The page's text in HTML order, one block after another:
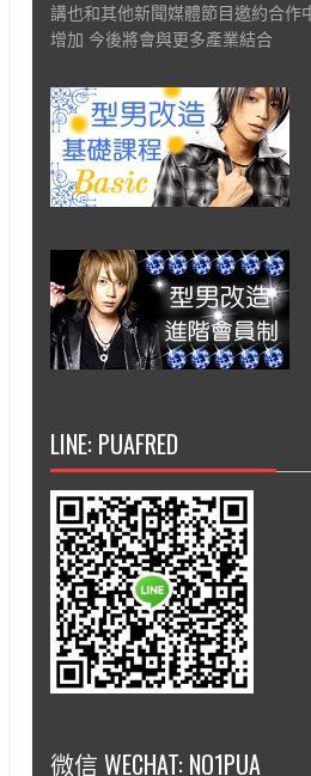
講也和其他新聞媒體節目邀約合作
增加 今後將會與更多產業結合
LINE: PUAFRED
微信 WECHAT: NO1PUA